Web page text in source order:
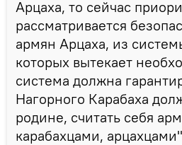
Арцаха, то сейчас
рассматривается
армян Арцаха, из
которых вытекает
система должна
Нагорного Карабаха
родине, считать себя
карабахцами,